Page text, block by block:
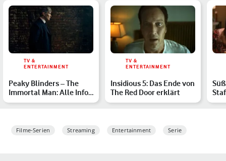
TV &
ENTERTAINMENT
Peaky Blinders – The
Immortal Man: Alle Infos
zum Netflix-Film
TV &
ENTERTAINMENT
Insidious 5: Das Ende von
The Red Door erklärt
Filme-Serien Streaming Entertainment Serie